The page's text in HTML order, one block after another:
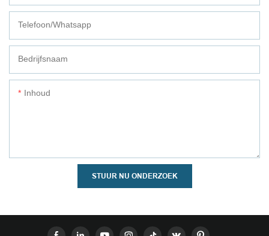
Telefoon/whatsapp
Bedrijfsnaam
Inhoud
STUUR NU ONDERZOEK